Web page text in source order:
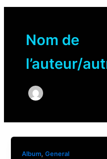
Nom de
l’auteur/
Album,General